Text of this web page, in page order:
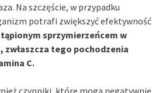
Na szczęście, w przypadku
potrafi zwiększyć efektywność
sprzymierzeńcem w
zwłaszcza tego pochodzenia
C.
czynniki, które mogą negatywnie